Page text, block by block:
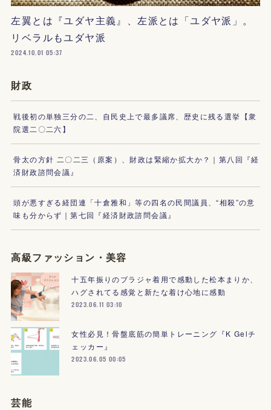
左翼とは『ユダヤ主義』、左派とは「ユダヤ派」。
リベラルもユダヤ派
2024.10.01 05:37
財政
戦後初の単独三分の二、自民史上で最多議席、歴史に残る選挙【衆
院選二〇二六】
骨太の方針 二〇二三（原案）、財政は緊縮か拡大か？｜第八回『経
済財政諮問会議』
頭が悪すぎる経団連「十倉雅和」等の四名の民間議員、“相殺”の意
味も分からず｜第七回『経済財政諮問会議』
高級ファッション・美容
十五年振りのブラジャ着用で感動した松本まりか、
ハグされてる感覚と新たな着け心地に感動
2023.06.11 03:10
女性必見！骨盤底筋の簡単トレーニング『K Gelチ
ェッカー』
2023.06.05 00:05
芸能